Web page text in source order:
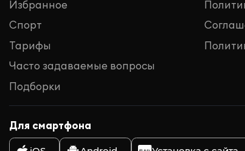
Избранное
Спорт
Тарифы
Часто задаваемые вопросы
Подборки
Для смартфона